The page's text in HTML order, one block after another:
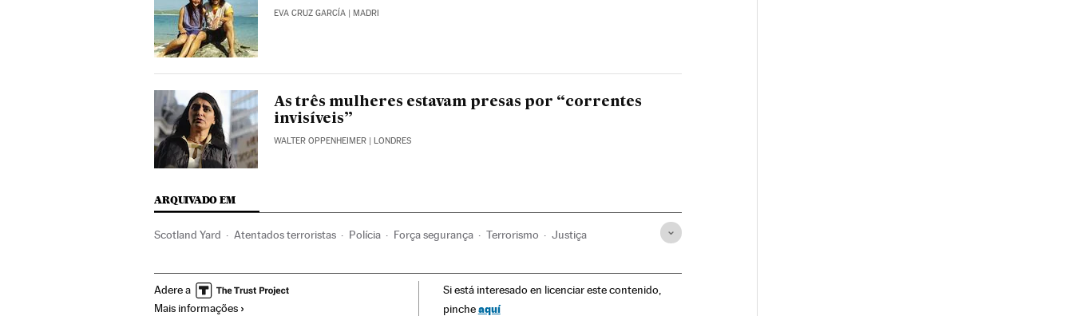
EVA CRUZ GARCÍA | MADRI
As três mulheres estavam presas por “correntes
invisíveis”
WALTER OPPENHEIMER | LONDRES
ARQUIVADO EM
Scotland Yard Atentados terroristas Polícia Força segurança Terrorismo Justiça
Adere a
Mais informações
Si está interesado en licenciar este contenido,
pincheaquí